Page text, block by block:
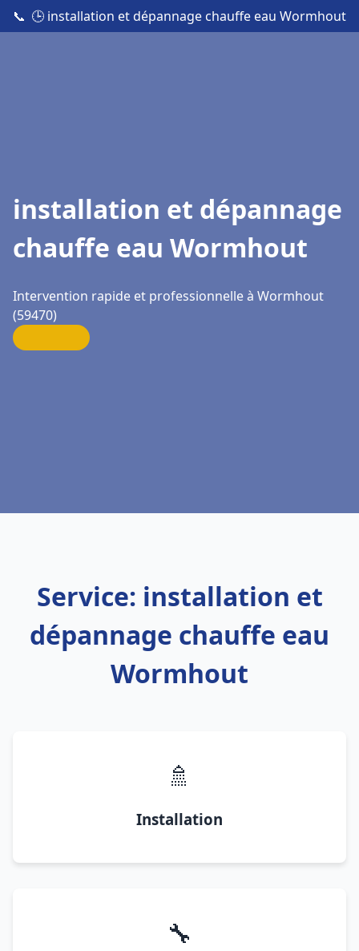
📞 🕒 installation et dépannage chauffe eau Wormhout
installation et dépannage
chauffe eau Wormhout
Intervention rapide et professionnelle à Wormhout
(59470)
Service: installation et
dépannage chauffe eau
Wormhout
🚿
Installation
🔧